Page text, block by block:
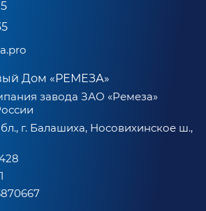
Дом «РЕМЕЗА»
завода ЗАО «Ремеза»
г. Балашиха, Носовихинское ш.,